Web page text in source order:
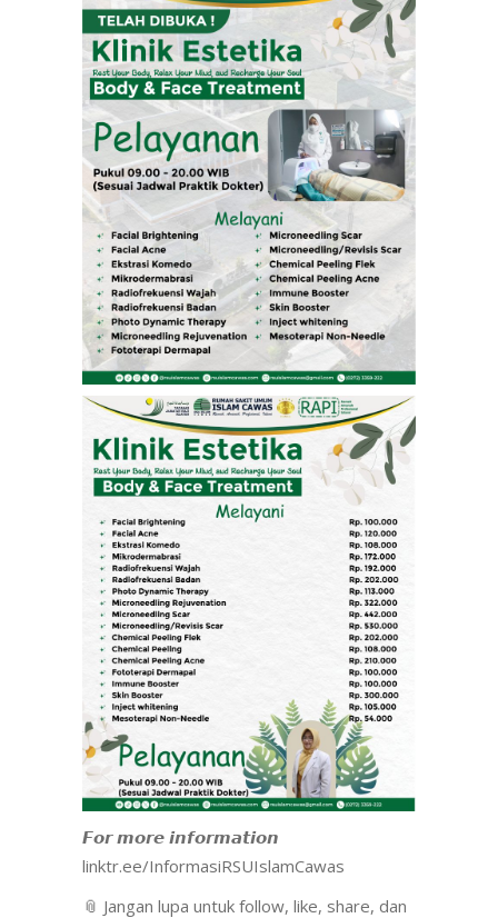
𝙁𝙤𝙧 𝙢𝙤𝙧𝙚 𝙞𝙣𝙛𝙤𝙧𝙢𝙖𝙩𝙞𝙤𝙣
linktr.ee/InformasiRSUIslamCawas
📎 Jangan lupa untuk follow, like, share, dan